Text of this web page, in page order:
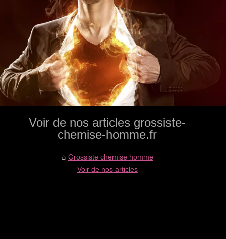
Voir de nos articles grossiste-
chemise-homme.fr
Grossiste chemise homme
Voir de nos articles